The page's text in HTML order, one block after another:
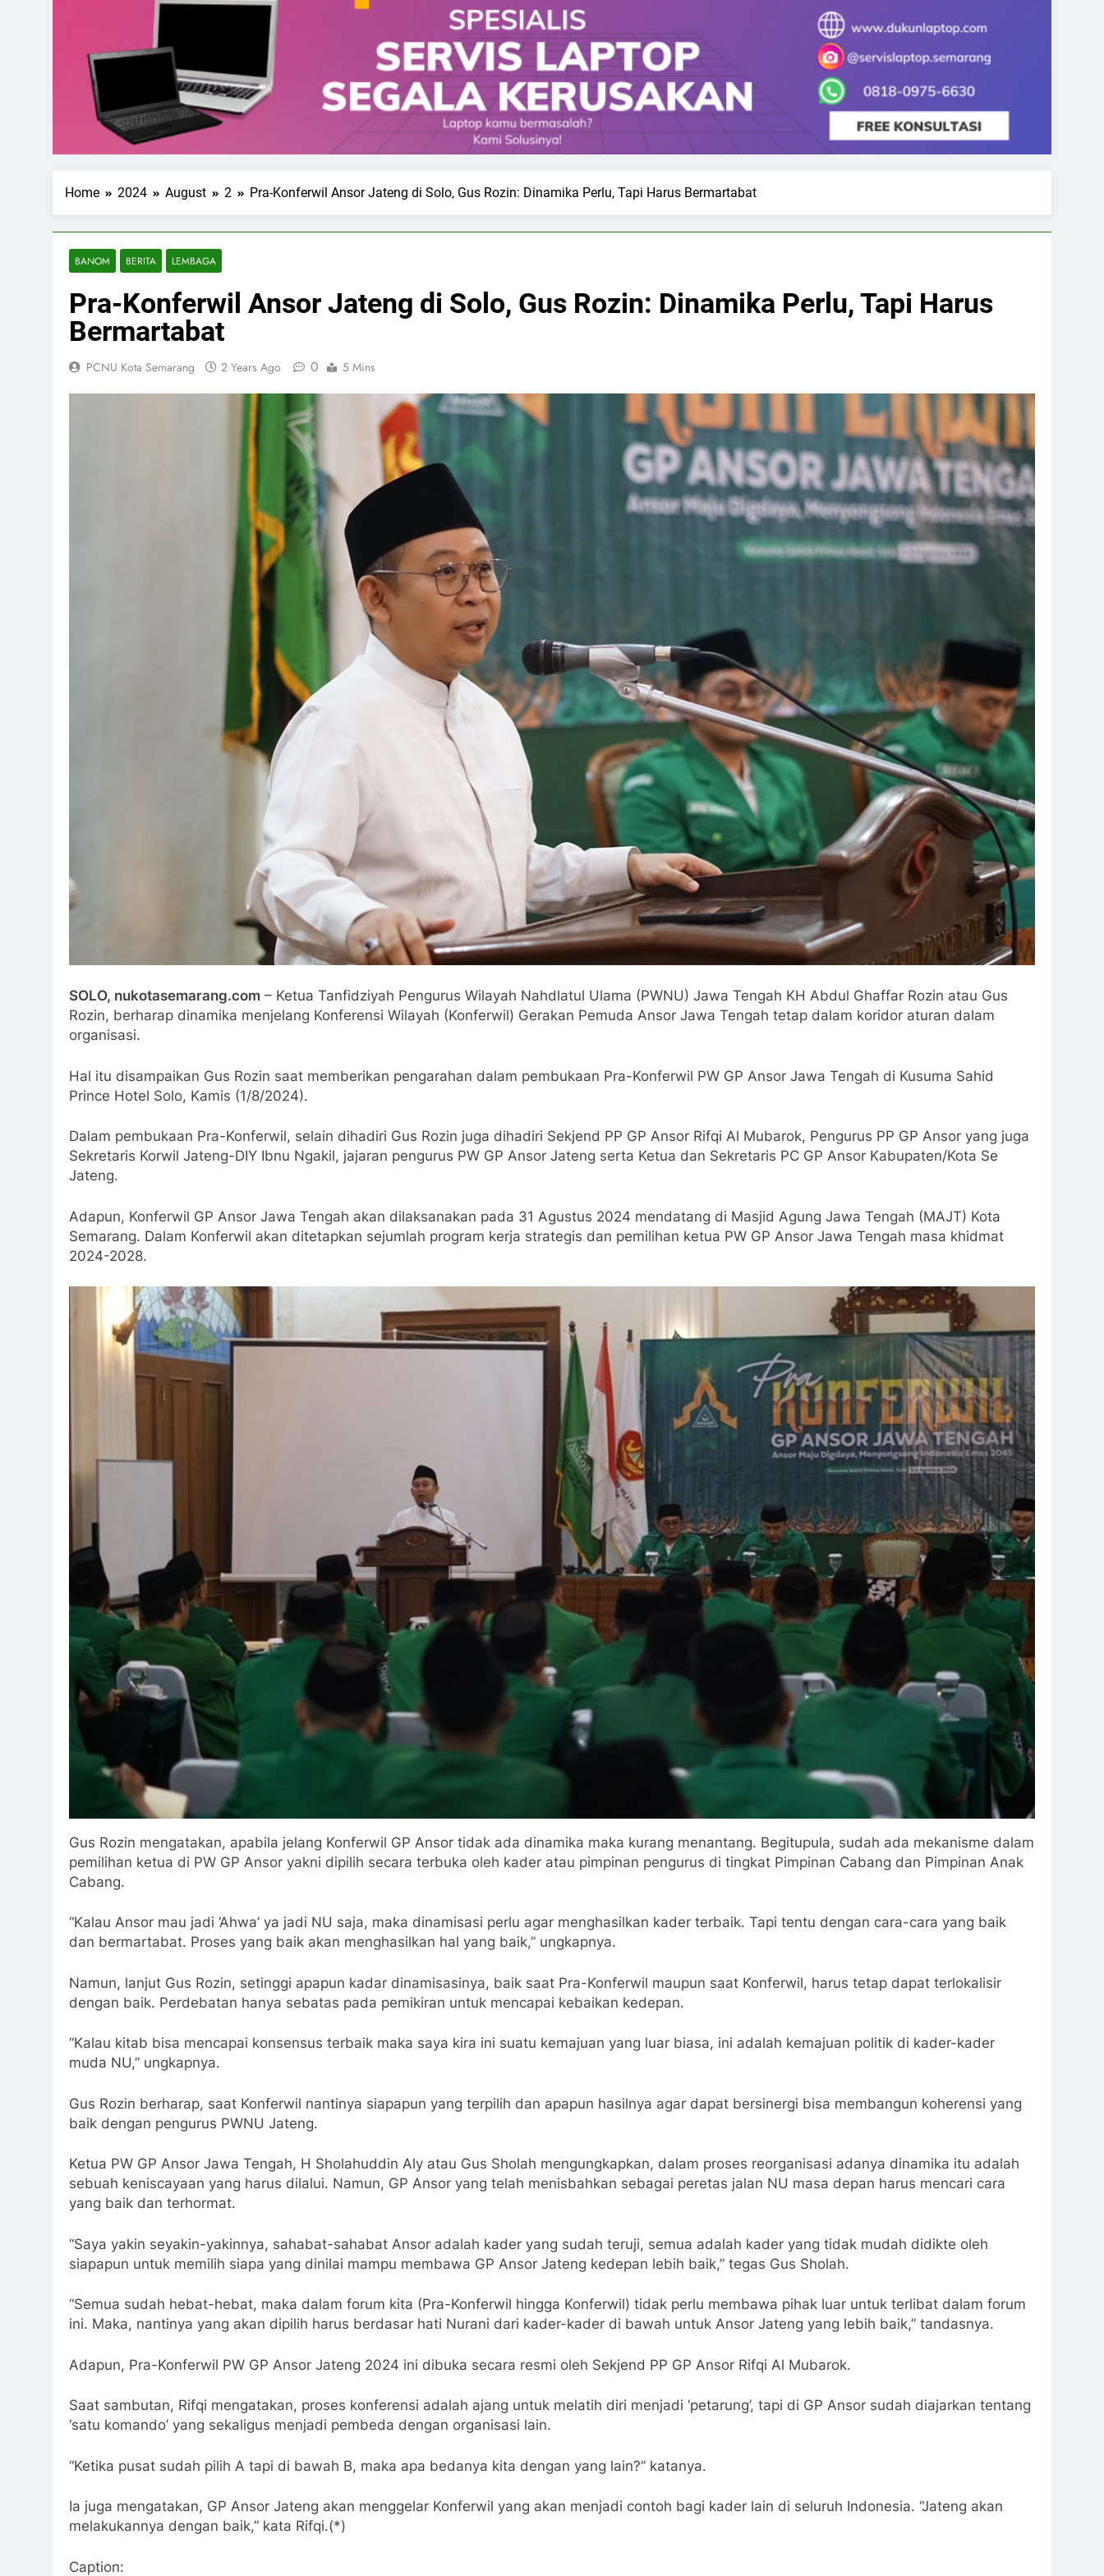
Home 2024 August 2 Pra-Konferwil Ansor Jateng di Solo, Gus Rozin: Dinamika Perlu, Tapi Harus Bermartabat
BANOM BERITA LEMBAGA
Pra-Konferwil Ansor Jateng di Solo, Gus Rozin: Dinamika Perlu, Tapi Harus
Bermartabat
PCNU Kota Semarang 2 Years Ago 0 5 Mins
SOLO, nukotasemarang.com – Ketua Tanfidziyah Pengurus Wilayah Nahdlatul Ulama (PWNU) Jawa Tengah KH Abdul Ghaffar Rozin atau Gus
Rozin, berharap dinamika menjelang Konferensi Wilayah (Konferwil) Gerakan Pemuda Ansor Jawa Tengah tetap dalam koridor aturan dalam
organisasi.
Hal itu disampaikan Gus Rozin saat memberikan pengarahan dalam pembukaan Pra-Konferwil PW GP Ansor Jawa Tengah di Kusuma Sahid
Prince Hotel Solo, Kamis (1/8/2024).
Dalam pembukaan Pra-Konferwil, selain dihadiri Gus Rozin juga dihadiri Sekjend PP GP Ansor Rifqi Al Mubarok, Pengurus PP GP Ansor yang juga
Sekretaris Korwil Jateng-DIY Ibnu Ngakil, jajaran pengurus PW GP Ansor Jateng serta Ketua dan Sekretaris PC GP Ansor Kabupaten/Kota Se
Jateng.
Adapun, Konferwil GP Ansor Jawa Tengah akan dilaksanakan pada 31 Agustus 2024 mendatang di Masjid Agung Jawa Tengah (MAJT) Kota
Semarang. Dalam Konferwil akan ditetapkan sejumlah program kerja strategis dan pemilihan ketua PW GP Ansor Jawa Tengah masa khidmat
2024-2028.
Gus Rozin mengatakan, apabila jelang Konferwil GP Ansor tidak ada dinamika maka kurang menantang. Begitupula, sudah ada mekanisme dalam
pemilihan ketua di PW GP Ansor yakni dipilih secara terbuka oleh kader atau pimpinan pengurus di tingkat Pimpinan Cabang dan Pimpinan Anak
Cabang.
“Kalau Ansor mau jadi ‘Ahwa’ ya jadi NU saja, maka dinamisasi perlu agar menghasilkan kader terbaik. Tapi tentu dengan cara-cara yang baik
dan bermartabat. Proses yang baik akan menghasilkan hal yang baik,” ungkapnya.
Namun, lanjut Gus Rozin, setinggi apapun kadar dinamisasinya, baik saat Pra-Konferwil maupun saat Konferwil, harus tetap dapat terlokalisir
dengan baik. Perdebatan hanya sebatas pada pemikiran untuk mencapai kebaikan kedepan.
“Kalau kitab bisa mencapai konsensus terbaik maka saya kira ini suatu kemajuan yang luar biasa, ini adalah kemajuan politik di kader-kader
muda NU,” ungkapnya.
Gus Rozin berharap, saat Konferwil nantinya siapapun yang terpilih dan apapun hasilnya agar dapat bersinergi bisa membangun koherensi yang
baik dengan pengurus PWNU Jateng.
Ketua PW GP Ansor Jawa Tengah, H Sholahuddin Aly atau Gus Sholah mengungkapkan, dalam proses reorganisasi adanya dinamika itu adalah
sebuah keniscayaan yang harus dilalui. Namun, GP Ansor yang telah menisbahkan sebagai peretas jalan NU masa depan harus mencari cara
yang baik dan terhormat.
“Saya yakin seyakin-yakinnya, sahabat-sahabat Ansor adalah kader yang sudah teruji, semua adalah kader yang tidak mudah didikte oleh
siapapun untuk memilih siapa yang dinilai mampu membawa GP Ansor Jateng kedepan lebih baik,” tegas Gus Sholah.
“Semua sudah hebat-hebat, maka dalam forum kita (Pra-Konferwil hingga Konferwil) tidak perlu membawa pihak luar untuk terlibat dalam forum
ini. Maka, nantinya yang akan dipilih harus berdasar hati Nurani dari kader-kader di bawah untuk Ansor Jateng yang lebih baik,” tandasnya.
Adapun, Pra-Konferwil PW GP Ansor Jateng 2024 ini dibuka secara resmi oleh Sekjend PP GP Ansor Rifqi Al Mubarok.
Saat sambutan, Rifqi mengatakan, proses konferensi adalah ajang untuk melatih diri menjadi ‘petarung’, tapi di GP Ansor sudah diajarkan tentang
‘satu komando’ yang sekaligus menjadi pembeda dengan organisasi lain.
“Ketika pusat sudah pilih A tapi di bawah B, maka apa bedanya kita dengan yang lain?” katanya.
Ia juga mengatakan, GP Ansor Jateng akan menggelar Konferwil yang akan menjadi contoh bagi kader lain di seluruh Indonesia. “Jateng akan
melakukannya dengan baik,” kata Rifqi.(*)
Caption: